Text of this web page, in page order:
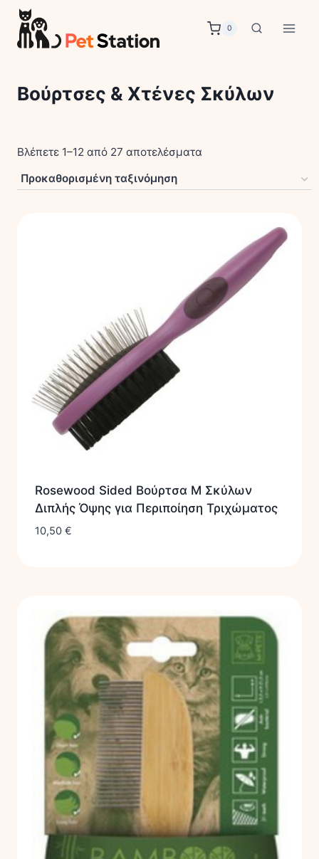
Skip
content
0
Βούρτσες & Χτένες Σκύλων
Βλέπετε 1–12 από 27 αποτελέσματα
Rosewood Sided Βούρτσα M Σκύλων
Διπλής Όψης για Περιποίηση Τριχώματος
10,50 €